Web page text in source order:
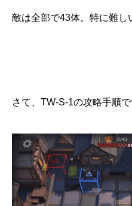
敵は全部で43体。特に難し
さて、TW-S-1の攻略手順で